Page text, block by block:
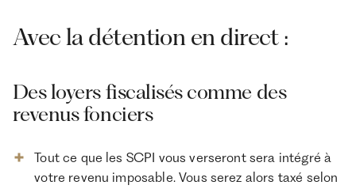
Avec la détention en direct :
Des loyers fiscalisés comme des
revenus fonciers
Tout ce que les SCPI vous verseront sera intégré à
votre revenu imposable. Vous serez alors taxé selon